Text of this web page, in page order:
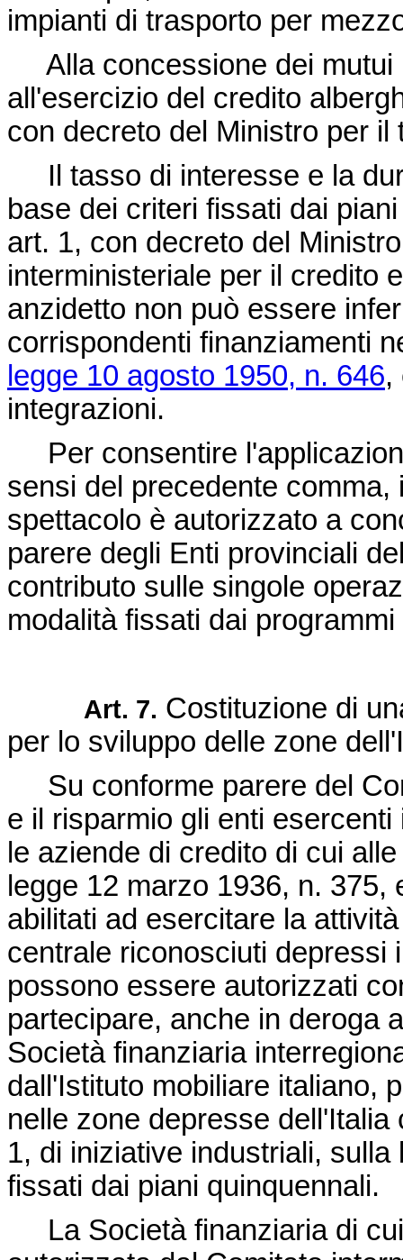
impianti di trasporto per
Alla concessione dei mutui
all'esercizio del credito
con decreto del Ministro per il
Il tasso di interesse e la
base dei criteri fissati dai
art. 1, con decreto del
interministeriale per il credito
anzidetto non può essere
corrispondenti finanziamenti
legge 10 agosto 1950, n. 646,
integrazioni.
Per consentire
sensi del precedente
spettacolo è autorizzato a
parere degli Enti provinciali
contributo sulle singole
modalità fissati dai
Art. 7. Costituzione di
per lo sviluppo delle zone
Su conforme parere del
e il risparmio gli enti
le aziende di credito di cui
legge 12 marzo 1936, n. 375,
abilitati ad esercitare la
centrale riconosciuti depressi
possono essere autorizzati
partecipare, anche in deroga
Società finanziaria
dall'Istituto mobiliare italiano,
nelle zone depresse
1, di iniziative industriali,
fissati dai piani quinquennali.
La Società finanziaria di